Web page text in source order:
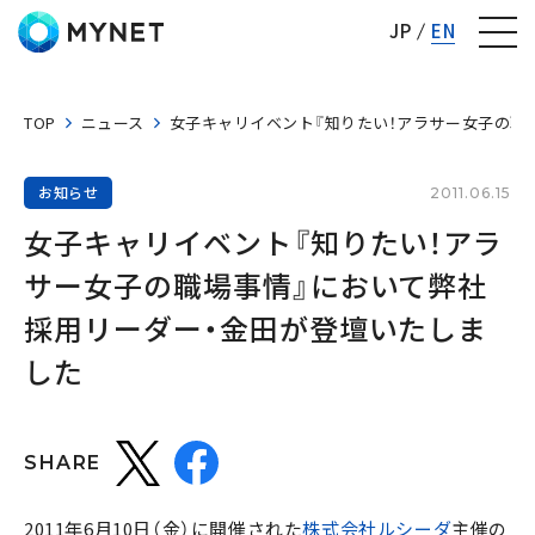
JP EN
TOP ニュース 女子キャリイベント『知りたい！アラサー女子の
お知らせ 2011.06.15
女子キャリイベント『知りたい！アラ
サー女子の職場事情』において弊社
採用リーダー・金田が登壇いたしま
した
SHARE
2011年6月10日（金）に開催された株式会社ルシーダ主催の